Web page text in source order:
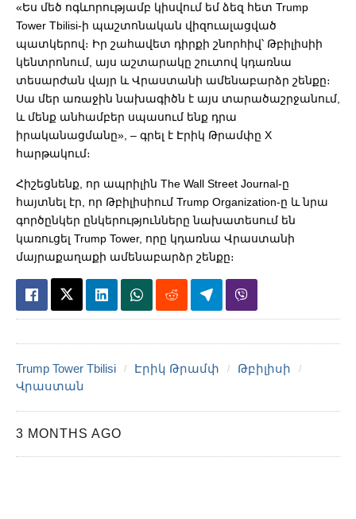
«Ես մեծ ոգևորությամբ կիսվում եմ ձեզ հետ Trump
Tower Tbilisi-ի պաշտոնական վիզուալացված
պատկերով։ Իր շահավետ դիրքի շնորհիվ՝ Թբիլիսիի
կենտրոնում, այս աշտարակը շուտով կդառնա
տեսարժան վայր և Վրաստանի ամենաբարձր շենքը։
Սա մեր առաջին նախագիծն է այս տարածաշրջանում,
և մենք անհամբեր սպասում ենք դրա
իրականացմանը», – գրել է Էրիկ Թրամփը X
հարթակում։
Հիշեցնենք, որ ապրիլին The Wall Street Journal-ը
հայտնել էր, որ Թբիլիսիում Trump Organization-ը և նրա
գործընկեր ընկերությունները նախատեսում են
կառուցել Trump Tower, որը կդառնա Վրաստանի
մայրաքաղաքի ամենաբարձր շենքը։
Trump Tower Tbilisi Էրիկ Թրամփ
Թբիլիսի
Վրաստան
3 MONTHS AGO